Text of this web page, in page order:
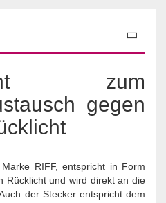
zum
gegen
RIFF, entspricht in Form
Rücklicht und wird direkt an die
der Stecker entspricht dem